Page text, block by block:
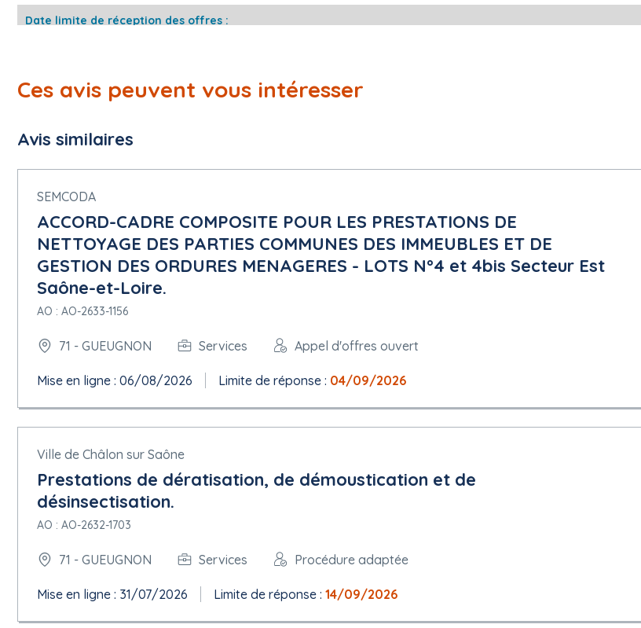
Date limite de réception des offres :
Date limite de validité de l'offre : 2 Mois
Conditions du marché :
Facturation en ligne : Requise
La commande en ligne sera utilisée : non
5.1.15 Techniques
Accord-cadre :
Pas d'accord-cadre
Informations sur le système d'acquisition dynamique :
Pas de système d'acquisition dynamique
5.1.16 Informations complémentaires, médiation et réexamen
Organisation chargée des procédures de recours : Tribunal Administratif de Dijon
Organisation qui fournit des informations complémentaires sur la procédure de passation de marché : Ville de Gueugnon
Organisation qui reçoit les demandes de participation : Ville de Gueugnon
Section 8 - Organisations
8.1 ORG-0001
Nom officiel : Ville de Gueugnon
Numéro d'enregistrement : 21710230000019
Adresse postale : 9 rue de la Liberté
Ville : GUEUGNON
Subdivision pays (NUTS) : Saône-et-Loire ( FRC13 )
Point de contact : M. le Maire
Ces avis peuvent vous intéresser
Avis similaires
SEMCODA
ACCORD-CADRE COMPOSITE POUR LES PRESTATIONS DE
NETTOYAGE DES PARTIES COMMUNES DES IMMEUBLES ET DE
GESTION DES ORDURES MENAGERES - LOTS N°4 et 4bis Secteur Est
Saône-et-Loire.
AO : AO-2633-1156
71 - GUEUGNON Services Appel d'offres ouvert
Mise en ligne : 06/08/2026 Limite de réponse : 04/09/2026
Ville de Châlon sur Saône
Prestations de dératisation, de démoustication et de
désinsectisation.
AO : AO-2632-1703
71 - GUEUGNON Services Procédure adaptée
Mise en ligne : 31/07/2026 Limite de réponse : 14/09/2026